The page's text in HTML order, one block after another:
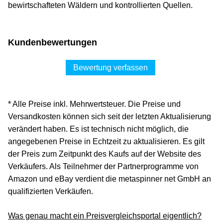
bewirtschafteten Wäldern und kontrollierten Quellen.
Kundenbewertungen
Bewertung verfassen
* Alle Preise inkl. Mehrwertsteuer. Die Preise und
Versandkosten können sich seit der letzten Aktualisierung
verändert haben. Es ist technisch nicht möglich, die
angegebenen Preise in Echtzeit zu aktualisieren. Es gilt
der Preis zum Zeitpunkt des Kaufs auf der Website des
Verkäufers. Als Teilnehmer der Partnerprogramme von
Amazon und eBay verdient die metaspinner net GmbH an
qualifizierten Verkäufen.
Was genau macht ein Preisvergleichsportal eigentlich?